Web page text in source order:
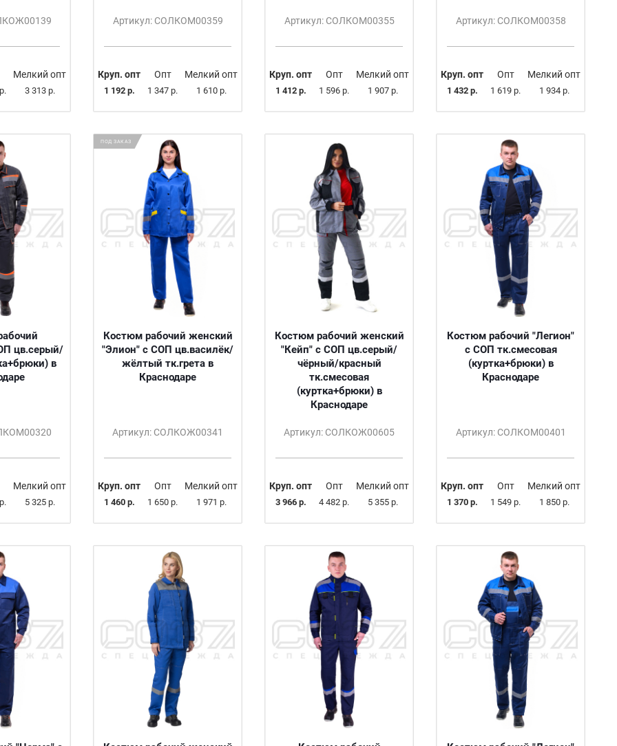
Мелкий опт
3 313 р.
Артикул: СОЛКОМ00359
Круп. опт
1 192 р.
Опт
1 347 р.
Мелкий опт
1 610 р.
Артикул: СОЛКОМ00355
Круп. опт
1 412 р.
Опт
1 596 р.
Мелкий опт
1 907 р.
Артикул: СОЛКОМ00358
Круп. опт
1 432 р.
Опт
1 619 р.
Мелкий опт
1 934 р.
цв.серый/
в
Мелкий опт
5 325 р.
ПОД ЗАКАЗ
Костюм рабочий женский
"Элион" с СОП цв.василёк/
жёлтый тк.грета в
Краснодаре
Артикул: СОЛКОЖ00341
Круп. опт
1 460 р.
Опт
1 650 р.
Мелкий опт
1 971 р.
Костюм рабочий женский
"Кейп" с СОП цв.серый/
чёрный/красный
тк.смесовая
(куртка+брюки) в
Краснодаре
Артикул: СОЛКОЖ00605
Круп. опт
3 966 р.
Опт
4 482 р.
Мелкий опт
5 355 р.
Костюм рабочий "Легион"
с СОП тк.смесовая
(куртка+брюки) в
Краснодаре
Артикул: СОЛКОМ00401
Круп. опт
1 370 р.
Опт
1 549 р.
Мелкий опт
1 850 р.